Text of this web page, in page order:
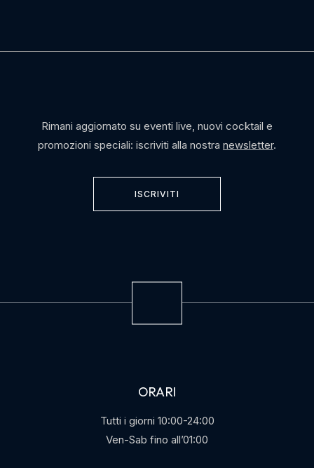
Rimani aggiornato su eventi live, nuovi cocktail e
promozioni speciali: iscriviti alla nostra newsletter.
ISCRIVITI
ORARI
Tutti i giorni 10:00-24:00
Ven-Sab fino all’01:00